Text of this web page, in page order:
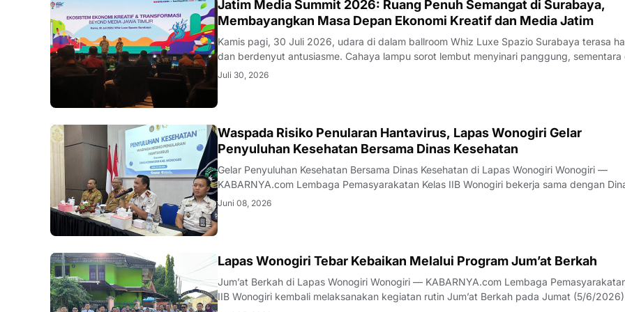
SURABAYA
Jatim Media Summit 2026: Ruang Penuh Semangat di Surabaya,
Membayangkan Masa Depan Ekonomi Kreatif dan Media Jatim
Kamis pagi, 30 Juli 2026, udara di dalam ballroom Whiz Luxe Spazio Surabaya terasa
dan berdenyut antusiasme. Cahaya lampu sorot lembut menyinari panggung, sementara di
bagian depan, layar LED raksasa berpendar warna-warni dengan tulisan tegas yang
Juli 30, 2026
WONOGIRI
Waspada Risiko Penularan Hantavirus, Lapas Wonogiri Gelar
Penyuluhan Kesehatan Bersama Dinas Kesehatan
Gelar Penyuluhan Kesehatan Bersama Dinas Kesehatan di Lapas Wonogiri Wonogiri —
KABARNYA.com Lembaga Pemasyarakatan Kelas IIB Wonogiri bekerja sama dengan Dinas
Kesehatan Kabupaten Wonogiri menggelar kegiatan penyuluhan kesehatan tentang
Juni 08, 2026
WONOGIRI Lapas Wonogiri Tebar Kebaikan Melalui Program Jum’at Berkah
Jum’at Berkah di Lapas Wonogiri Wonogiri — KABARNYA.com Lembaga Pemasyarakatan Kelas
IIB Wonogiri kembali melaksanakan kegiatan rutin Jum’at Berkah pada Jumat (5/6/2026)